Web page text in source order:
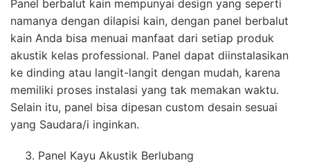
Panel berbalut kain mempunyai design yang seperti
namanya dengan dilapisi kain, dengan panel berbalut
kain Anda bisa menuai manfaat dari setiap produk
akustik kelas professional. Panel dapat diinstalasikan
ke dinding atau langit-langit dengan mudah, karena
memiliki proses instalasi yang tak memakan waktu.
Selain itu, panel bisa dipesan custom desain sesuai
yang Saudara/i inginkan.
Panel Kayu Akustik Berlubang